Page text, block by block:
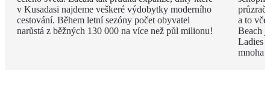
v Kusadasi najdeme veškeré výdobytky moderního
cestování. Během letní sezóny počet obyvatel
narůstá z běžných 130 000 na více než půl milionu!
a to
Beach
Ladies
mnoha